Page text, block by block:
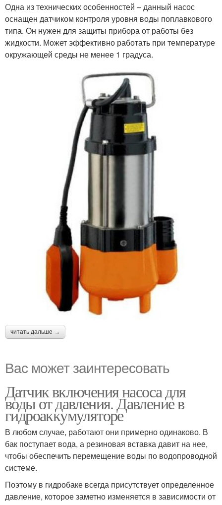
Одна из технических особенностей – данный насос
оснащен датчиком контроля уровня воды поплавкового
типа. Он нужен для защиты прибора от работы без
жидкости. Может эффективно работать при температуре
окружающей среды не менее 1 градуса.
читать дальше →
Вас может заинтересовать
Датчик включения насоса для
воды от давления. Давление в
гидроаккумуляторе
В любом случае, работают они примерно одинаково. В
бак поступает вода, а резиновая вставка давит на нее,
чтобы обеспечить перемещение воды по водопроводной
системе.
Поэтому в гидробаке всегда присутствует определенное
давление, которое заметно изменяется в зависимости от